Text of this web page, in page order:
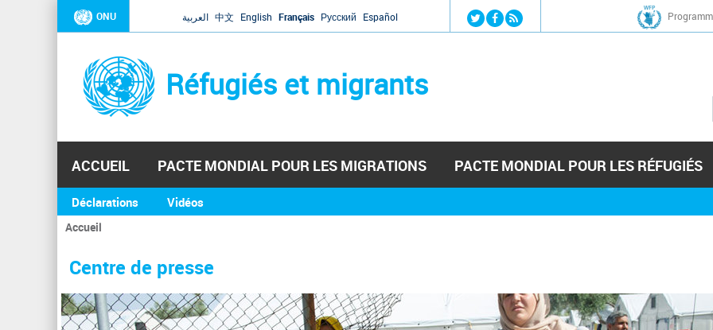
Jump to navigation
ONU العربية 中文 English Français Русский Español
Réfugiés et migrants
ACCUEIL PACTE MONDIAL POUR LES MIGRATIONS PACTE MONDIAL POUR LES RÉFUGIÉS
Déclarations Vidéos
Vous
ici
Accueil
Centre de presse